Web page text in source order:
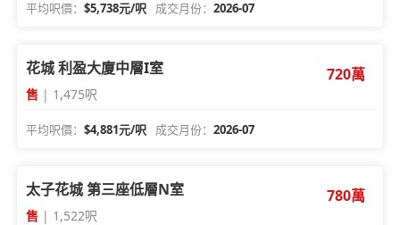
平均呎價：$5,738元/呎 成交月份：2026-07
花城 利盈大廈中層I室
售 | 1,475呎
720萬
平均呎價：$4,881元/呎 成交月份：2026-07
太子花城 第三座低層N室
售 | 1,522呎
780萬